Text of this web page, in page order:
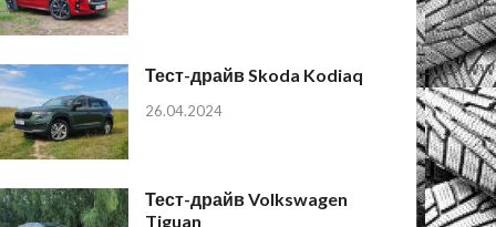
Тест-драйв Skoda Kodiaq
26.04.2024
Тест-драйв Volkswagen
Tiguan